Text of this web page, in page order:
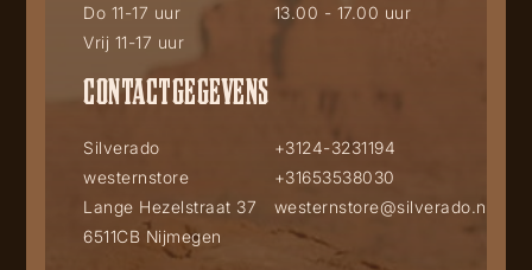
Do 11-17 uur
Vrij 11-17 uur
13.00 - 17.00 uur
CONTACTGEGEVENS
Silverado
westernstore
Lange Hezelstraat 37
6511CB Nijmegen
+3124-3231194
+31653538030
westernstore@silverado.nl